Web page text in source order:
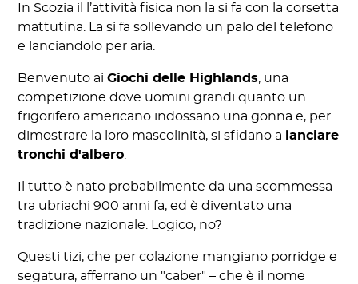
In Scozia il l’attività fisica non la si fa con la corsetta
mattutina. La si fa sollevando un palo del telefono
e lanciandolo per aria.
Benvenuto aiGiochi delle Highlands, una
competizione dove uomini grandi quanto un
frigorifero americano indossano una gonna e, per
dimostrare la loro mascolinità, si sfidano a
lanciare
tronchi d'albero
Il tutto è nato probabilmente da una scommessa
tra ubriachi 900 anni fa, ed è diventato una
tradizione nazionale. Logico, no?
Questi tizi, che per colazione mangiano porridge e
segatura, afferrano un "caber" – che è il nome